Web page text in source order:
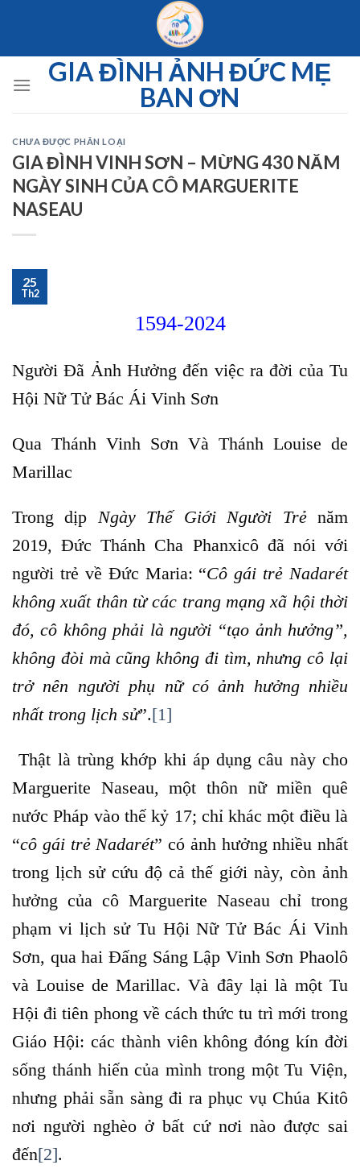
GIA ĐÌNH ẢNH ĐỨC MẸ
BAN ƠN
CHƯA ĐƯỢC PHÂN LOẠI
GIA ĐÌNH VINH SƠN – MỪNG 430 NĂM
NGÀY SINH CỦA CÔ MARGUERITE
NASEAU
25
Th2
1594-2024
Người Đã Ảnh Hưởng đến việc ra đời của Tu
Hội Nữ Tử Bác Ái Vinh Sơn
Qua Thánh Vinh Sơn Và Thánh Louise de
Marillac
Trong dịp Ngày Thế Giới Người Trẻnăm
2019, Đức Thánh Cha Phanxicô đã nói với
người trẻ về Đức Maria: “Cô gái trẻ Nadarét
không xuất thân từ các trang mạng xã hội thời
đó, cô không phải là người “tạo ảnh hưởng”,
không đòi mà cũng không đi tìm, nhưng cô lại
trở nên người phụ nữ có ảnh hưởng nhiều
nhất trong lịch sử”.[1]
Thật là trùng khớp khi áp dụng câu này cho
Marguerite Naseau, một thôn nữ miền quê
nước Pháp vào thế kỷ 17; chỉ khác một điều là
“cô gái trẻ Nadarét” có ảnh hưởng nhiều nhất
trong lịch sử cứu độ cả thế giới này, còn ảnh
hưởng của cô Marguerite Naseau chỉ trong
phạm vi lịch sử Tu Hội Nữ Tử Bác Ái Vinh
Sơn, qua hai Đấng Sáng Lập Vinh Sơn Phaolô
và Louise de Marillac. Và đây lại là một Tu
Hội đi tiên phong về cách thức tu trì mới trong
Giáo Hội: các thành viên không đóng kín đời
sống thánh hiến của mình trong một Tu Viện,
nhưng phải sẵn sàng đi ra phục vụ Chúa Kitô
nơi người nghèo ở bất cứ nơi nào được sai
đến[2].